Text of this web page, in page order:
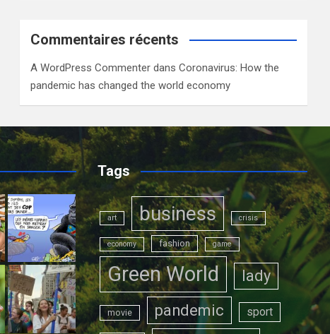
Commentaires récents
A WordPress Commenter dansCoronavirus: How the
pandemic has changed the world economy
Tags
art business crisis
economy fashion game
Green World lady
movie pandemic sport